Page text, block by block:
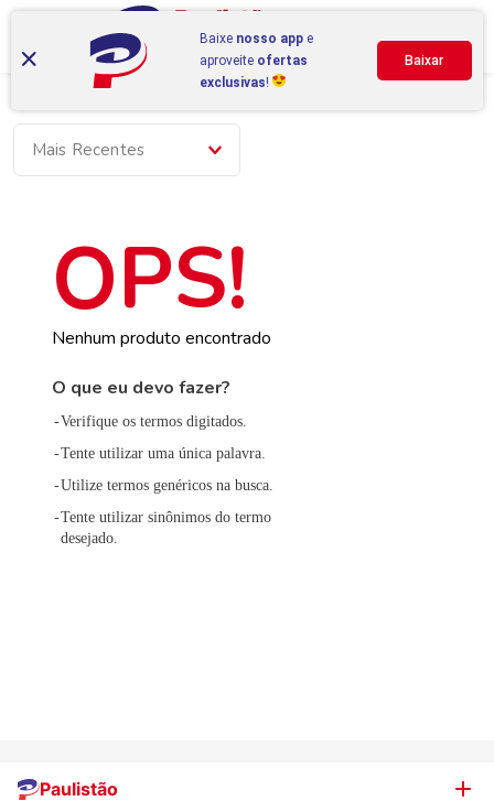
Mais Recentes
Nenhum produto encontrado
O que eu devo fazer?
Verifique os termos digitados.
Tente utilizar uma única palavra.
Utilize termos genéricos na busca.
Tente utilizar sinônimos do termo
desejado.
Paulistão
Baixe nosso app e
aproveite ofertas
exclusivas!
Baixar